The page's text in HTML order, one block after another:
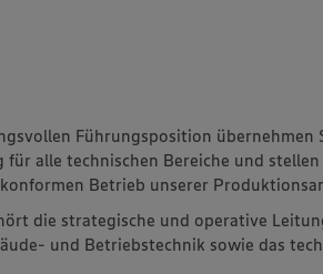
Führungsposition übernehmen
alle technischen Bereiche und stellen
Betrieb unserer
die strategische und operative
und Betriebstechnik sowie das